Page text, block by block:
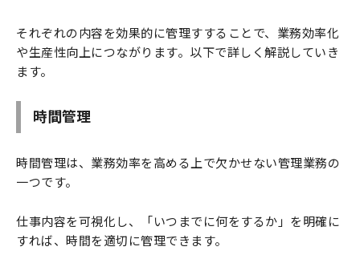
それぞれの内容を効果的に管理すすることで、業務効率化
や生産性向上につながります。以下で詳しく解説していき
ます。
時間管理
時間管理は、業務効率を高める上で欠かせない管理業務の
一つです。
仕事内容を可視化し、「いつまでに何をするか」を明確に
すれば、時間を適切に管理できます。